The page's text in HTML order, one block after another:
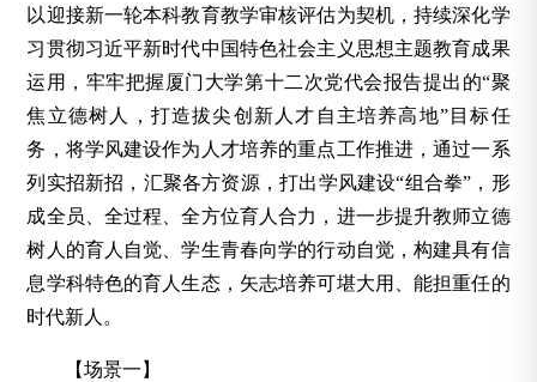
以迎接新一轮本科教育教学审核评估为契机，持续深化学
习贯彻习近平新时代中国特色社会主义思想主题教育成果
运用，牢牢把握厦门大学第十二次党代会报告提出的“聚
焦立德树人，打造拔尖创新人才自主培养高地”目标任
务，将学风建设作为人才培养的重点工作推进，通过一系
列实招新招，汇聚各方资源，打出学风建设“组合拳”，形
成全员、全过程、全方位育人合力，进一步提升教师立德
树人的育人自觉、学生青春向学的行动自觉，构建具有信
息学科特色的育人生态，矢志培养可堪大用、能担重任的
时代新人。
【场景一】